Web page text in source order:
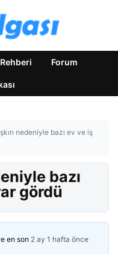
Forum
nedeniyle bazı ev ve iş
bazı
gördü
en son 2 ay 1 hafta önce